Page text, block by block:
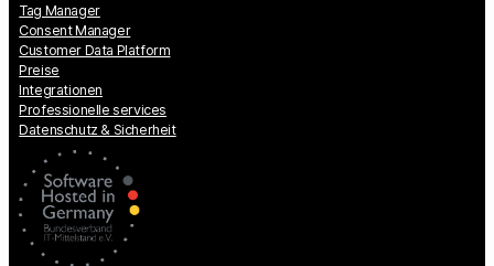
Tag Manager
Consent Manager
Customer Data Platform
Preise
Integrationen
Professionelle services
Datenschutz & Sicherheit